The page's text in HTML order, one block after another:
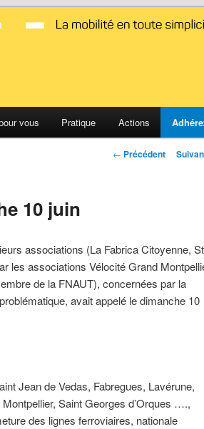
vous Pratique Actions
Navigation
← Précédent
10 juin
associations (La Fabrica Citoyenne, St
les associations Vélocité Grand
de la FNAUT), concernées par la
avait appelé le dimanche 10
Jean de Vedas, Fabregues, Lavérune,
Saint Georges d’Orques ….,
des lignes ferroviaires, nationale